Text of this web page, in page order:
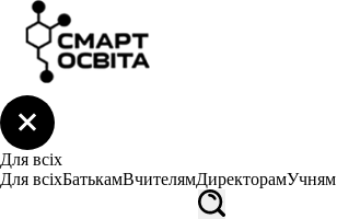
Для всіх
Для всіхБатькамВчителямДиректорамУчням